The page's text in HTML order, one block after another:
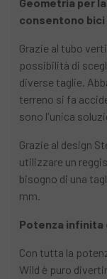
consentono bici
Grazie al tubo
possibilità di
diverse taglie.
terreno si fa
sono l'unica
Grazie al design
utilizzare un
bisogno di una
mm.
Potenza infinita
Con tutta la
Wild è puro